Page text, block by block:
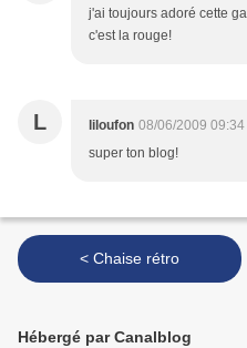
j'ai toujours adoré cette
c'est la rouge!
L liloufon 08/06/2009 09:34
super ton blog!
< Chaise rétro
Hébergé par Canalblog